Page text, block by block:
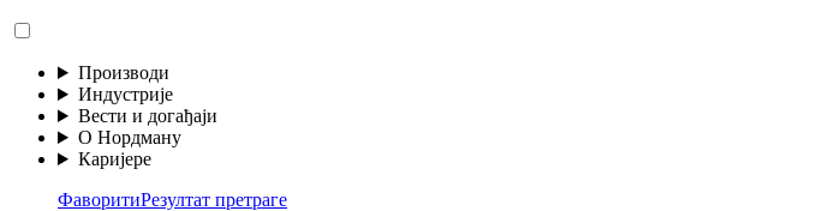
Производи
Индустрије
Вести и догађаји
О Нордману
Каријере
ФаворитиРезултат претраге